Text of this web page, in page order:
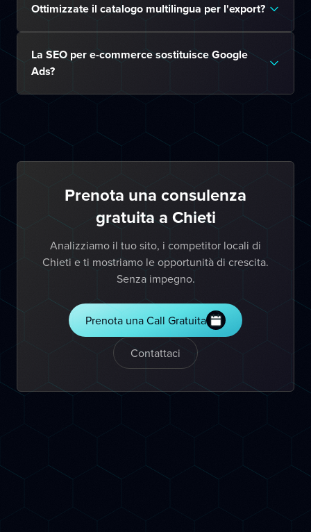
Ottimizzate il catalogo multilingua per l'export?
La SEO per e-commerce sostituisce Google
Ads?
Prenota una consulenza
gratuita a Chieti
Analizziamo il tuo sito, i competitor locali di
Chieti e ti mostriamo le opportunità di crescita.
Senza impegno.
Prenota una Call Gratuita
Contattaci